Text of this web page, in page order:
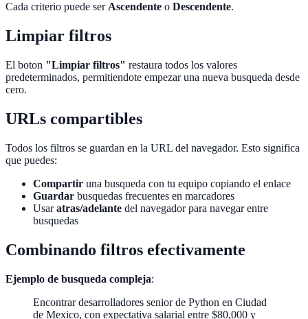
Cada criterio puede serAscendente o Descendente.
Limpiar filtros
El boton "Limpiar filtros" restaura todos los valores
predeterminados, permitiendote empezar una nueva busqueda desde
cero.
URLs compartibles
Todos los filtros se guardan en la URL del navegador. Esto significa
que puedes:
Compartir una busqueda con tu equipo copiando el enlace
Guardar busquedas frecuentes en marcadores
Usaratras/adelante del navegador para navegar entre
busquedas
Combinando filtros efectivamente
Ejemplo de busqueda compleja:
Encontrar desarrolladores senior de Python en Ciudad
de Mexico, con expectativa salarial entre $80,000 y